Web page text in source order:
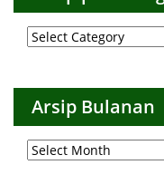
Arsip
per
Arsip Bulanan
Arsip
Bulanan